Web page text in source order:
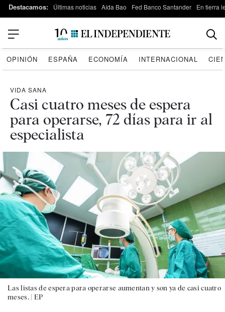
Destacamos: Últimas noticias Aída Bao Fed Banco Santander En tierra
OPINIÓN ESPAÑA ECONOMÍA INTERNACIONAL
VIDA SANA
Casi cuatro meses de espera
para operarse, 72 días para ir al
especialista
Las listas de espera para operarse aumentan y son ya de casi cuatro
meses. | EP